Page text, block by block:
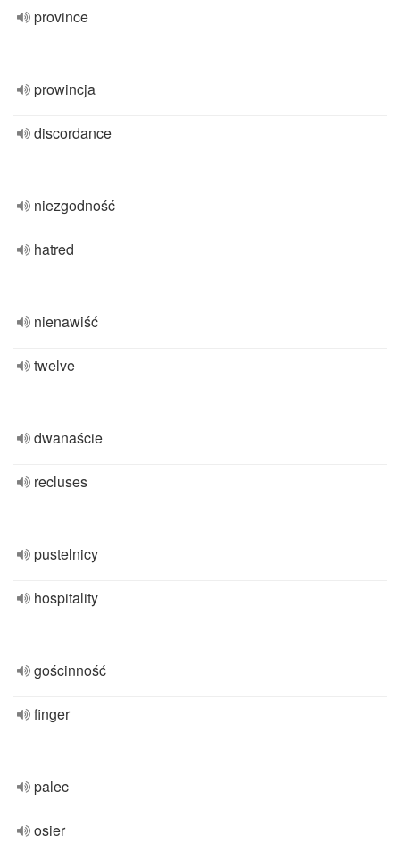
province
prowincja
discordance
niezgodność
hatred
nienawiść
twelve
dwanaście
recluses
pustelnicy
hospitality
gościnność
finger
palec
osier